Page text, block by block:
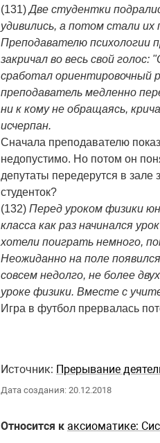
(131)Две студентки
удивились, а потом стали их
Преподавателю психологии
закричал во весь свой
сработал ориентировочный
преподаватель медленно
ни к кому не обращаясь,
исчерпан.
Сначала преподавателю
недопустимо. Но потом он
депутаты передерутся в
студенток?
(132) Перед уроком физики
класса как раз начинался
хотели поиграть немного,
Неожиданно на поле
совсем недолго, не более
уроке физики. Вместе с
Игра в футбол прервалась
Источник: Прерывание
Дата создания: 20.12.2018
Относится к аксиоматике: